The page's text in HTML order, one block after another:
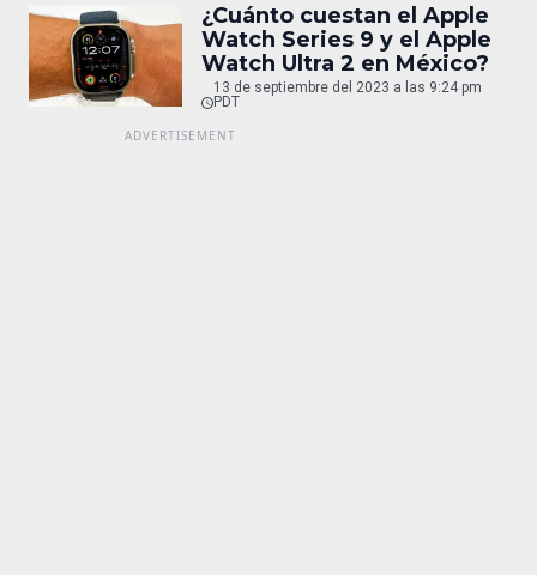
¿Cuánto cuestan el Apple
Watch Series 9 y el Apple
Watch Ultra 2 en México?
13 de septiembre del 2023 a las 9:24 pm
PDT